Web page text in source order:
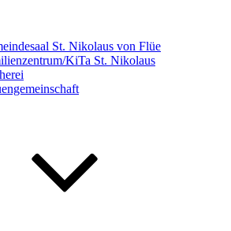
St. Nikolaus von Flüe
KiTa St. Nikolaus